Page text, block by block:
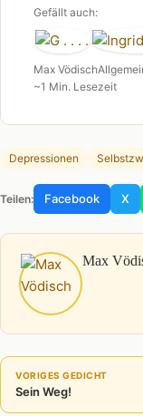
Gefällt auch:
Max Vödisch
~1 Min. Lesezeit
Depressionen
Teilen: Facebook X
Max
VORIGES GEDICHT
Sein Weg!